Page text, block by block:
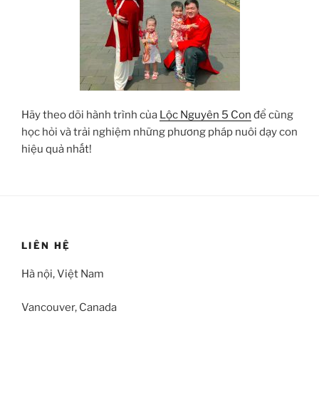
Hãy theo dõi hành trình của Lộc Nguyên 5 Con để cùng
học hỏi và trải nghiệm những phương pháp nuôi dạy con
hiệu quả nhất!
LIÊN HỆ
Hà nội, Việt Nam
Vancouver, Canada